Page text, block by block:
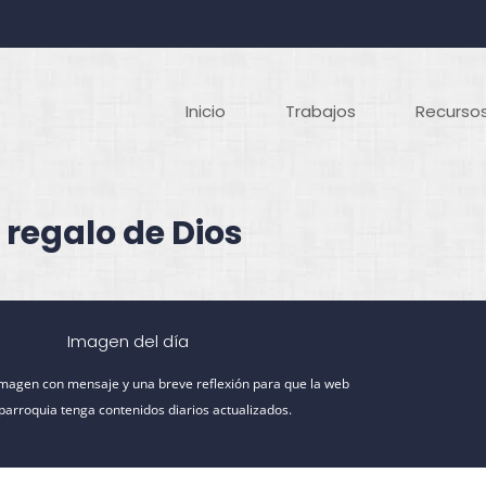
de Dios
Inicio Trabajos
Imagen del día
con mensaje y una breve reflexión para que la web
tenga contenidos diarios actualizados.